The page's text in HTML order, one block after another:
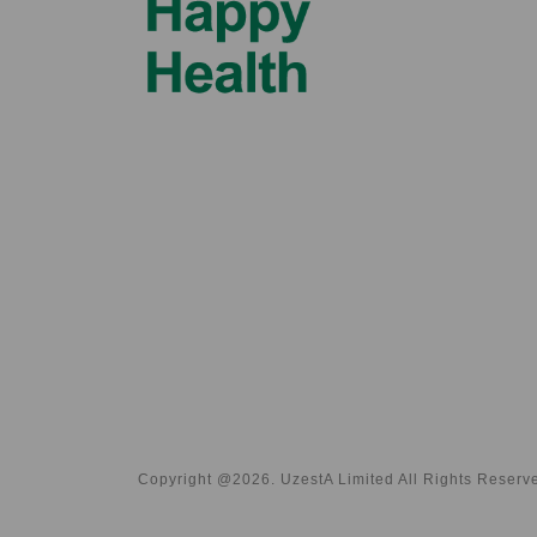
Copyright @2026. UzestA Limited All Rights